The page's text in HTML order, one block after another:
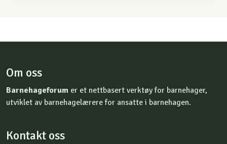
Om oss
Barnehageforum er et nettbasert verktøy for barnehager,
utviklet av barnehagelærere for ansatte i barnehagen.
Kontakt oss